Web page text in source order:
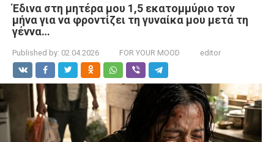
Έδινα στη μητέρα μου 1,5 εκατομμύριο τον
μήνα για να φροντίζει τη γυναίκα μου μετά τη
γέννα…
Published by: 02.04.2026 FOR YOUR MOOD editor